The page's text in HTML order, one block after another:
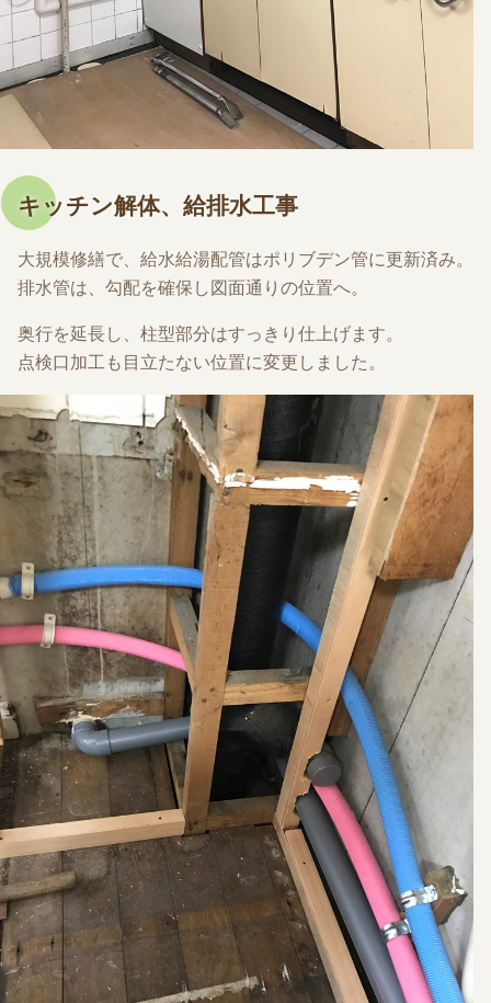
キッチン解体、給排水工事
大規模修繕で、給水給湯配管はポリブデン管に更新済み。
排水管は、勾配を確保し図面通りの位置へ。
奥行を延長し、柱型部分はすっきり仕上げます。
点検口加工も目立たない位置に変更しました。